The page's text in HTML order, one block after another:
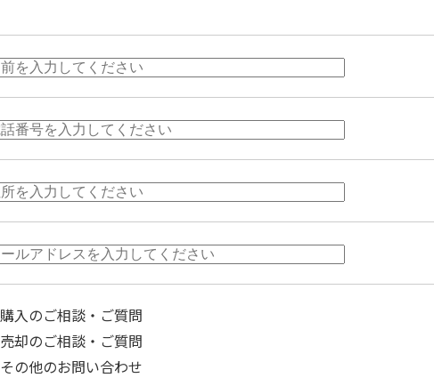
購入のご相談・ご質問
売却のご相談・ご質問
その他のお問い合わせ